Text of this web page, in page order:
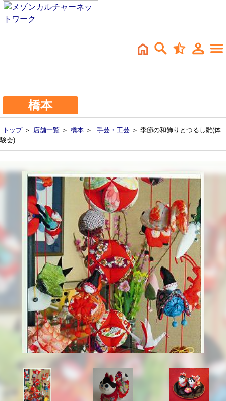
橋本
トップ＞ 店舗一覧 ＞ 橋本 ＞ 手芸・工芸 ＞ 季節の和飾りとつるし雛(体
験会)